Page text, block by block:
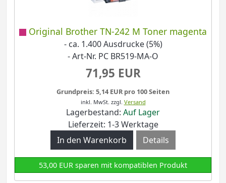
Original Brother TN-242 M Toner magenta
- ca. 1.400 Ausdrucke (5%)
- Art-Nr. PC BR519-MA-O
71,95 EUR
Grundpreis: 5,14 EUR pro 100 Seiten
inkl. MwSt. zzgl. Versand
Lagerbestand: Auf Lager
Lieferzeit: 1-3 Werktage
Details
53,00 EUR sparen mit kompatiblen Produkt